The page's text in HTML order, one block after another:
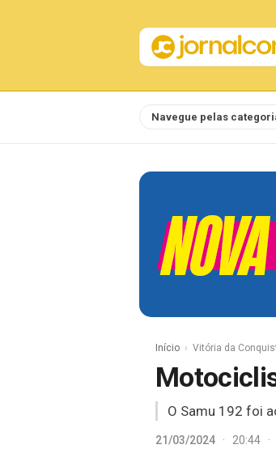
Navegue pelas
Início Vitória da
O Samu 192 foi
21/03/2024 · 20:44 ·